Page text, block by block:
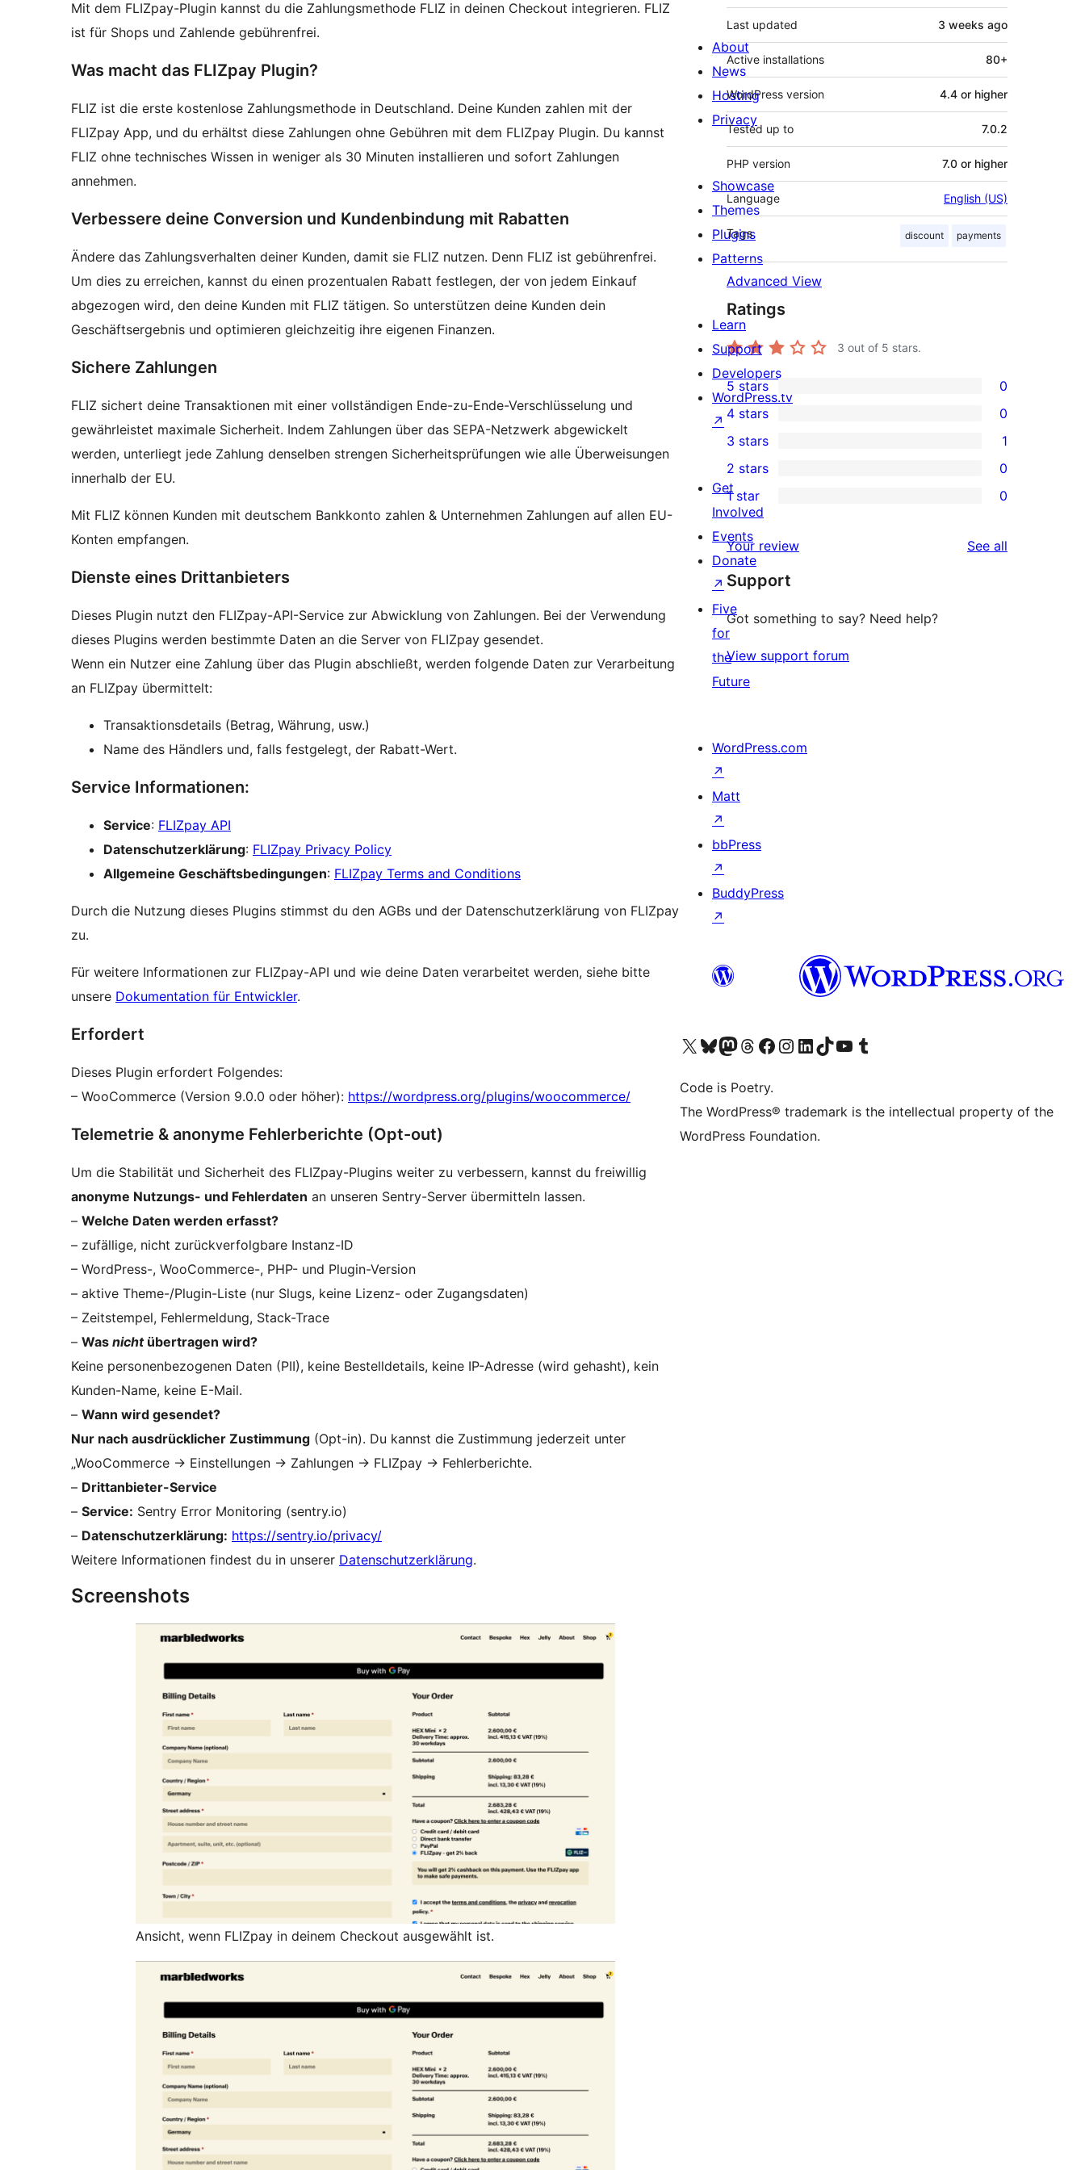
Mit dem FLIZpay-Plugin kannst du die Zahlungsmethode FLIZ in deinen Checkout integrieren. FLIZ
ist für Shops und Zahlende gebührenfrei.
Was macht das FLIZpay Plugin?
FLIZ ist die erste kostenlose Zahlungsmethode in Deutschland. Deine Kunden zahlen mit der
FLIZpay App, und du erhältst diese Zahlungen ohne Gebühren mit dem FLIZpay Plugin. Du kannst
FLIZ ohne technisches Wissen in weniger als 30 Minuten installieren und sofort Zahlungen
annehmen.
Verbessere deine Conversion und Kundenbindung mit Rabatten
Ändere das Zahlungsverhalten deiner Kunden, damit sie FLIZ nutzen. Denn FLIZ ist gebührenfrei.
Um dies zu erreichen, kannst du einen prozentualen Rabatt festlegen, der von jedem Einkauf
abgezogen wird, den deine Kunden mit FLIZ tätigen. So unterstützen deine Kunden dein
Geschäftsergebnis und optimieren gleichzeitig ihre eigenen Finanzen.
Sichere Zahlungen
FLIZ sichert deine Transaktionen mit einer vollständigen Ende-zu-Ende-Verschlüsselung und
gewährleistet maximale Sicherheit. Indem Zahlungen über das SEPA-Netzwerk abgewickelt
werden, unterliegt jede Zahlung denselben strengen Sicherheitsprüfungen wie alle Überweisungen
innerhalb der EU.
Mit FLIZ können Kunden mit deutschem Bankkonto zahlen & Unternehmen Zahlungen auf allen EU-
Konten empfangen.
Dienste eines Drittanbieters
Dieses Plugin nutzt den FLIZpay-API-Service zur Abwicklung von Zahlungen. Bei der Verwendung
dieses Plugins werden bestimmte Daten an die Server von FLIZpay gesendet.
Wenn ein Nutzer eine Zahlung über das Plugin abschließt, werden folgende Daten zur Verarbeitung
an FLIZpay übermittelt:
Transaktionsdetails (Betrag, Währung, usw.)
Name des Händlers und, falls festgelegt, der Rabatt-Wert.
Service Informationen:
Service: FLIZpay API
Datenschutzerklärung: FLIZpay Privacy Policy
Allgemeine Geschäftsbedingungen: FLIZpay Terms and Conditions
Durch die Nutzung dieses Plugins stimmst du den AGBs und der Datenschutzerklärung von FLIZpay
zu.
Für weitere Informationen zur FLIZpay-API und wie deine Daten verarbeitet werden, siehe bitte
unsere Dokumentation für Entwickler.
Erfordert
Dieses Plugin erfordert Folgendes:
– WooCommerce (Version 9.0.0 oder höher): https://wordpress.org/plugins/woocommerce/
Telemetrie & anonyme Fehlerberichte (Opt-out)
Um die Stabilität und Sicherheit des FLIZpay-Plugins weiter zu verbessern, kannst du freiwillig
anonyme Nutzungs- und Fehlerdaten an unseren Sentry-Server übermitteln lassen.
– Welche Daten werden erfasst?
– zufällige, nicht zurückverfolgbare Instanz-ID
– WordPress-, WooCommerce-, PHP- und Plugin-Version
– aktive Theme-/Plugin-Liste (nur Slugs, keine Lizenz- oder Zugangsdaten)
– Zeitstempel, Fehlermeldung, Stack-Trace
– Was nichtübertragen wird?
Keine personenbezogenen Daten (PII), keine Bestelldetails, keine IP-Adresse (wird gehasht), kein
Kunden-Name, keine E-Mail.
– Wann wird gesendet?
Nur nach ausdrücklicher Zustimmung (Opt-in). Du kannst die Zustimmung jederzeit unter
„WooCommerce → Einstellungen → Zahlungen → FLIZpay → Fehlerberichte.
– Drittanbieter-Service
– Service: Sentry Error Monitoring (sentry.io)
– Datenschutzerklärung: https://sentry.io/privacy/
Weitere Informationen findest du in unserer Datenschutzerklärung.
Screenshots
Ansicht, wenn FLIZpay in deinem Checkout ausgewählt ist.
Last updated 3 weeks ago
Active installations 80+
WordPress version 4.4 or higher
Tested up to 7.0.2
PHP version 7.0 or higher
Language English (US)
Tags discount payments
Advanced View
Ratings
3 out of 5 stars.
0
5-
star
reviews
5 stars 0
4-
star
reviews
4 stars 0
1
3-
star
3 stars 1
2-
reviews
2 stars 0
0
1-
star
reviews
1 star 0
Your review See all
Support
Got something to say? Need help?
View support forum
About
News
Hosting
Privacy
Showcase
Themes
Plugins
Patterns
Learn
Support
Developers
WordPress.tv
↗
Get
Involved
Events
Donate
↗
Five
for
the
Future
WordPress.com
↗
Matt
↗
bbPress
↗
BuddyPress
↗
Visit our X (formerly Twitter) account
Visit our Bluesky account
Visit our Mastodon account
Visit our Threads account
Visit our Facebook page
Visit our Instagram account
Visit our LinkedIn account
Visit our TikTok account
Visit our YouTube channel
Visit our Tumblr account
Code is Poetry.
The WordPress® trademark is the intellectual property of the
WordPress Foundation.